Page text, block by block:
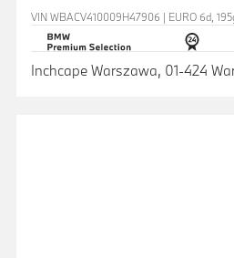
VIN WBACV410009H47906 | EURO 6d,
Inchcape Warszawa, 01-424